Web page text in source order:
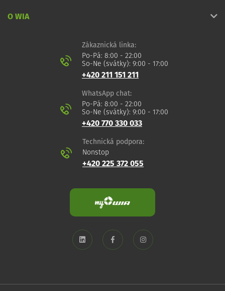
O WIA
Zákaznická linka:
Po-Pá: 8:00 - 22:00
So-Ne (svátky): 9:00 - 17:00
+420 211 151 211
WhatsApp chat:
Po-Pá: 8:00 - 22:00
So-Ne (svátky): 9:00 - 17:00
+420 770 330 033
Technická podpora:
Nonstop
+420 225 372 055